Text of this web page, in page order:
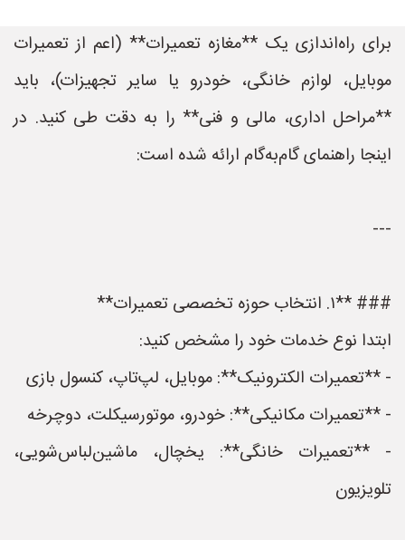
برای راه‌اندازی یک **مغازه تعمیرات** (اعم از تعمیرات
موبایل، لوازم خانگی، خودرو یا سایر تجهیزات)، باید
**مراحل اداری، مالی و فنی** را به دقت طی کنید. در
اینجا راهنمای گام‌به‌گام ارائه شده است:
---
### **۱. انتخاب حوزه تخصصی تعمیرات**
ابتدا نوع خدمات خود را مشخص کنید:
- **تعمیرات الکترونیک**: موبایل، لپ‌تاپ، کنسول بازی
- **تعمیرات مکانیکی**: خودرو، موتورسیکلت، دوچرخه
- **تعمیرات خانگی**: یخچال، ماشین‌لباس‌شویی،
تلویزیون